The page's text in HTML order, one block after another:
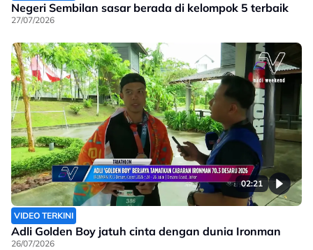
Negeri Sembilan sasar berada di kelompok 5 terbaik
27/07/2026
02:21
VIDEO TERKINI
Adli Golden Boy jatuh cinta dengan dunia Ironman
26/07/2026